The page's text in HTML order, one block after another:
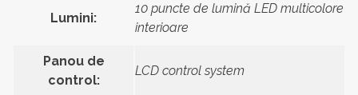
Lumini:
10 puncte de lumină LED multicolore
interioare
Panou de
control:
LCD control system